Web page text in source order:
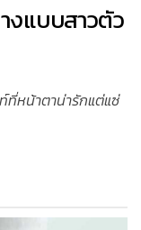
งแบบสาวตัว
ที่หน้าตาน่ารักแต่แซ่